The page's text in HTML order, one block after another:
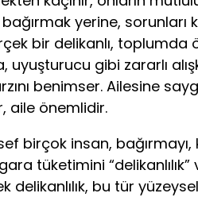
yerine, sorunları
bir delikanlı, toplumda
uyuşturucu gibi zararlı
benimser. Ailesine
aile önemlidir.
birçok insan,
tüketimini “delikanlılık”
delikanlılık, bu tür